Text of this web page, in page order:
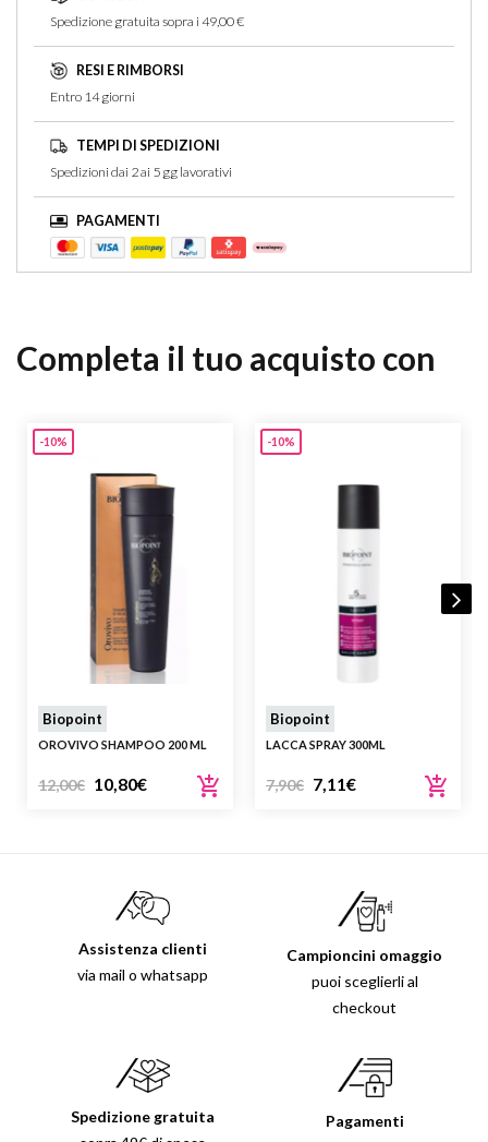
Spedizione gratuita sopra i 49,00 €
RESI E RIMBORSI
Entro 14 giorni
TEMPI DI SPEDIZIONI
Spedizioni dai 2 ai 5 gg lavorativi
PAGAMENTI
Completa il tuo acquisto con
-10%
Biopoint
OROVIVO SHAMPOO 200 ML
12,00€ 10,80€
-10%
Biopoint
LACCA SPRAY 300ML
7,90€ 7,11€
Assistenza clienti
via mail o whatsapp
Campioncini omaggio
puoi sceglierli al
checkout
Spedizione gratuita
Pagamenti